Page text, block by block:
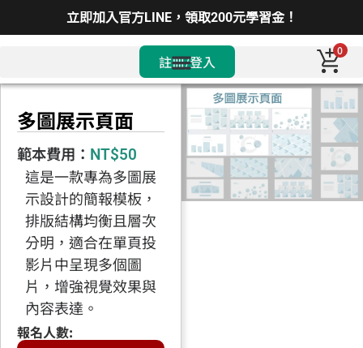
立即加入官方LINE，領取200元學習金！
註冊/登入
0
多圖展示頁面
範本費用： NT$50
這是一款專為多圖展
示設計的簡報模板，
排版結構均衡且層次
分明，適合在單頁投
影片中呈現多個圖
片，增強視覺效果與
內容表達。